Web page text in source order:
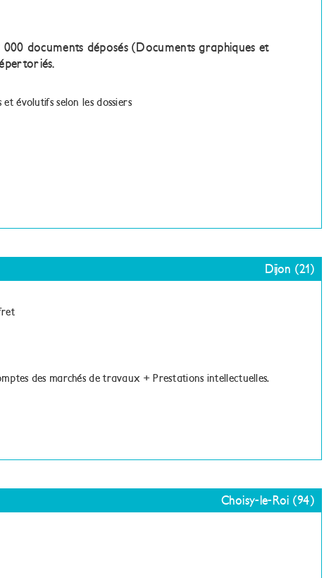
documents déposés (Documents graphiques et
évolutifs selon les dossiers
Dijon (21)
des marchés de travaux + Prestations intellectuelles.
Choisy-le-Roi (94)